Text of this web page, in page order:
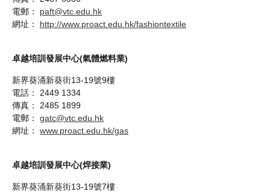
電郵： paft@vtc.edu.hk
網址： http://www.proact.edu.hk/fashiontextile
卓越培訓發展中心(氣體燃料業)
新界葵涌新葵街13-19號9樓
電話： 2449 1334
傳真： 2485 1899
電郵： gatc@vtc.edu.hk
網址： www.proact.edu.hk/gas
卓越培訓發展中心(焊接業)
新界葵涌新葵街13-19號7樓